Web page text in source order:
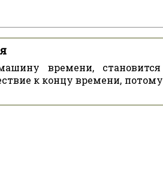
времени,
к концу времени,